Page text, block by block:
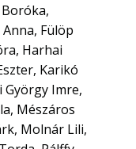
Boróka,
Fülöp
Harhai
Karikó
György Imre,
Mészáros
Molnár Lili,